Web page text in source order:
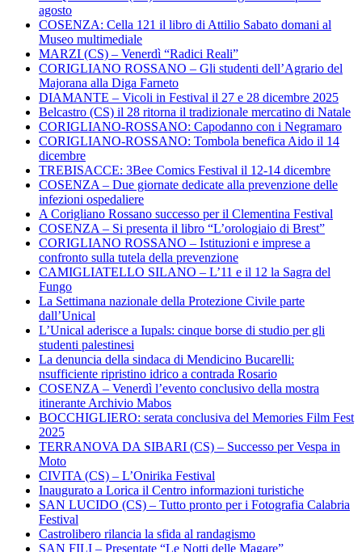
agosto
COSENZA: Cella 121 il libro di Attilio Sabato domani al
Museo multimediale
MARZI (CS) – Venerdì “Radici Reali”
CORIGLIANO ROSSANO – Gli studenti dell’Agrario del
Majorana alla Diga Farneto
DIAMANTE – Vicoli in Festival il 27 e 28 dicembre 2025
Belcastro (CS) il 28 ritorna il tradizionale mercatino di Natale
CORIGLIANO-ROSSANO: Capodanno con i Negramaro
CORIGLIANO-ROSSANO: Tombola benefica Aido il 14
dicembre
TREBISACCE: 3Bee Comics Festival il 12-14 dicembre
COSENZA – Due giornate dedicate alla prevenzione delle
infezioni ospedaliere
A Corigliano Rossano successo per il Clementina Festival
COSENZA – Si presenta il libro “L’orologiaio di Brest”
CORIGLIANO ROSSANO – Istituzioni e imprese a
confronto sulla tutela della prevenzione
CAMIGLIATELLO SILANO – L’11 e il 12 la Sagra del
Fungo
La Settimana nazionale della Protezione Civile parte
dall’Unical
L’Unical aderisce a Iupals: cinque borse di studio per gli
studenti palestinesi
La denuncia della sindaca di Mendicino Bucarelli:
nsufficiente ripristino idrico a contrada Rosario
COSENZA – Venerdì l’evento conclusivo della mostra
itinerante Archivio Mabos
BOCCHIGLIERO: serata conclusiva del Memories Film Fest
2025
TERRANOVA DA SIBARI (CS) – Successo per Vespa in
Moto
CIVITA (CS) – L’Onirika Festival
Inaugurato a Lorica il Centro informazioni turistiche
SAN LUCIDO (CS) – Tutto pronto per i Fotografia Calabria
Festival
Castrolibero rilancia la sfida al randagismo
SAN FILI – Presentate “Le Notti delle Magare”